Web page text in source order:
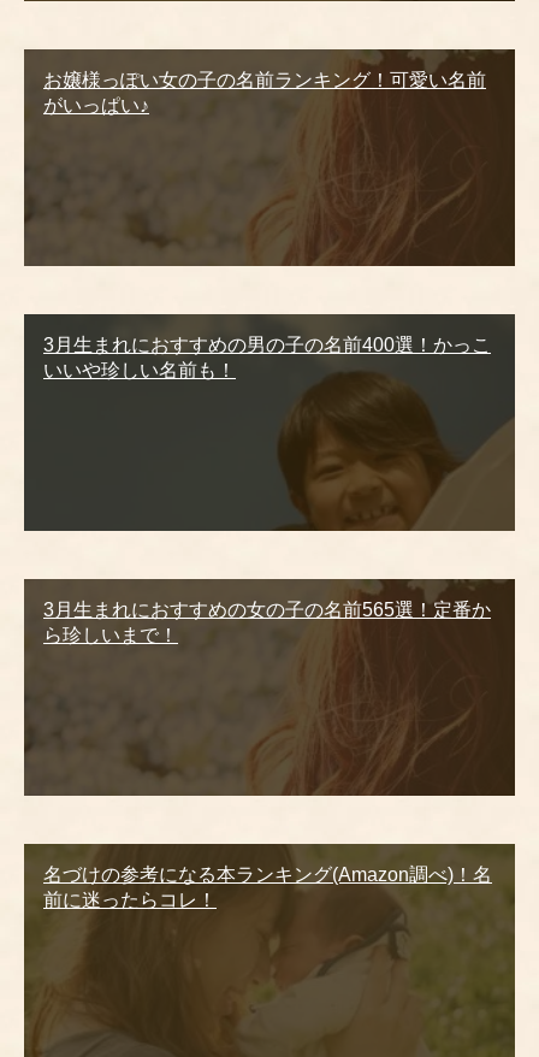
お嬢様っぽい女の子の名前ランキング！可愛い名前
がいっぱい♪
3月生まれにおすすめの男の子の名前400選！かっこ
いいや珍しい名前も！
3月生まれにおすすめの女の子の名前565選！定番か
ら珍しいまで！
名づけの参考になる本ランキング(Amazon調べ)！名
前に迷ったらコレ！